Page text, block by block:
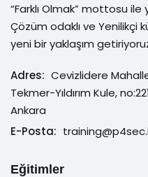
“Farklı Olmak” mottosu ile
Çözüm odaklı ve Yenilikçi
yeni bir yaklaşım
Adres: Cevizlidere
Tekmer-Yıldırım Kule,
Ankara
E-Posta:
Eğitimler